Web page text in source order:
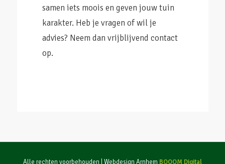
samen iets moois en geven jouw tuin
karakter. Heb je vragen of wil je
advies? Neem dan vrijblijvend contact
op.
Alle rechten voorbehouden | Webdesign Arnhem BOOOM Digital